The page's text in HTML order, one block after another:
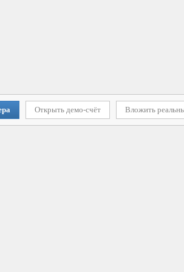
Открыть демо-счёт Вложить